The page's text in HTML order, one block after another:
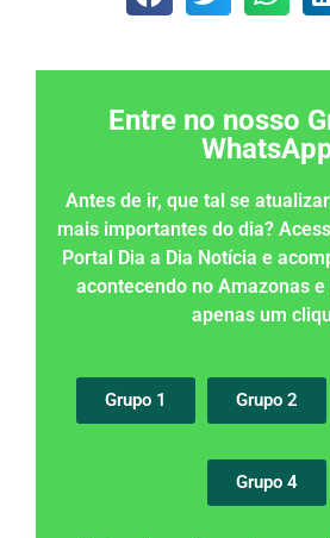
Entre no nosso
Antes de ir, que tal se
mais importantes do dia?
Portal Dia a Dia Notícia e
acontecendo no Amazonas
apenas um
Grupo 1 Grupo 2
Grupo 4